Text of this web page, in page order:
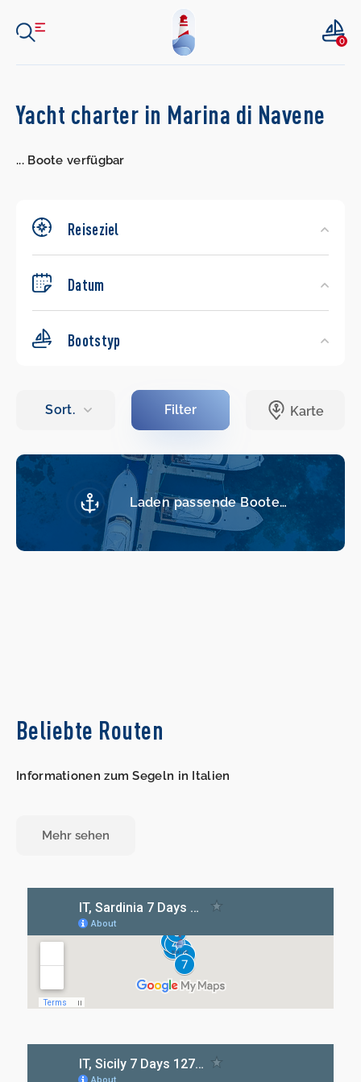
0
Search
Yacht charter in Marina di Navene
...Boote verfügbar
Reiseziel
Datum
Bootstyp
Laden passende Boote…
Beliebte Routen
Informationen zum Segeln in Italien
Mehr sehen